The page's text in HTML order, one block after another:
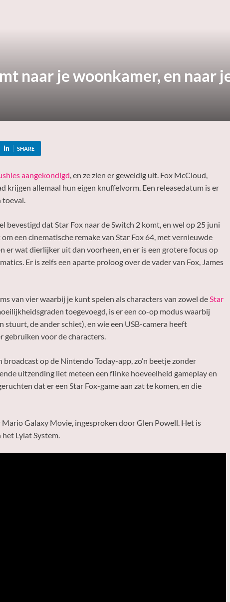
naar je woonkamer, en naar
SHARE
aangekondigd, en ze zien er geweldig uit. Fox McCloud,
krijgen allemaal hun eigen knuffelvorm. Een releasedatum is er
toeval.
dat Star Fox naar de Switch 2 komt, en wel op 25 juni
een cinematische remake van Star Fox 64, met vernieuwde
er wat dierlijker uit dan voorheen, en er is een grotere focus op
Er is zelfs een aparte proloog over de vader van Fox, James
van vier waarbij je kunt spelen als characters van zowel deStar
toegevoegd, is er een co-op modus waarbij
stuurt, de ander schiet), en wie een USB-camera heeft
gebruiken voor de characters.
op de Nintendo Today-app, zo’n beetje zonder
uitzending liet meteen een flinke hoeveelheid gameplay en
dat er een Star Fox-game aan zat te komen, en die
Galaxy Movie, ingesproken door Glen Powell. Het is
Lylat System.